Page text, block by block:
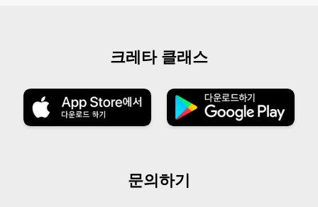
크레타 클래스
문의하기